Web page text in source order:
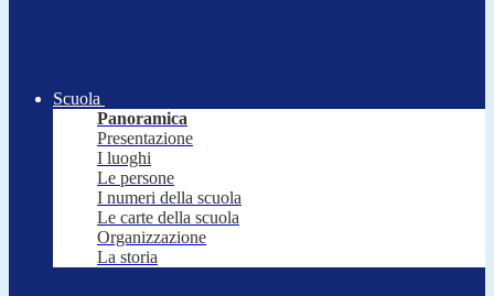
Scuola
Panoramica
Presentazione
I luoghi
Le persone
I numeri della scuola
Le carte della scuola
Organizzazione
La storia